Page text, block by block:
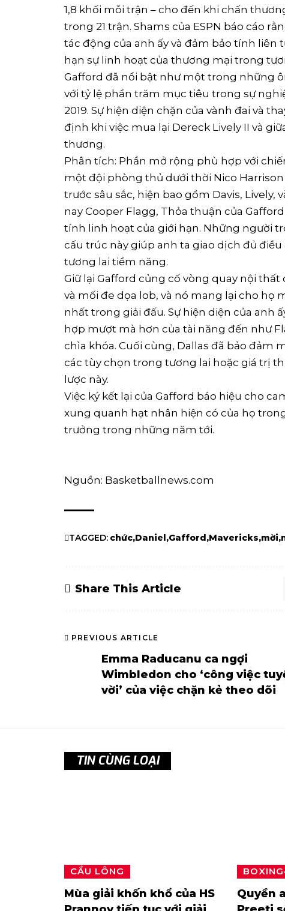
1,8 khối mỗi trận – cho đến khi chấn
trong 21 trận. Shams của ESPN báo cáo
tác động của anh ấy và đảm bảo tính
hạn sự linh hoạt của thương mại trong
Gafford đã nổi bật như một trong những
với tỷ lệ phần trăm mục tiêu trong sự
2019. Sự hiện diện chặn của vành đai và
định khi việc mua lại Dereck Lively II và
thương.
Phân tích: Phần mở rộng phù hợp với
một đội phòng thủ dưới thời Nico
trước sâu sắc, hiện bao gồm Davis, Lively,
nay Cooper Flagg, Thỏa thuận của
tính linh hoạt của giới hạn. Những người
cấu trúc này giúp anh ta giao dịch đủ
tương lai tiềm năng.
Giữ lại Gafford củng cố vòng quay nội
và mối đe dọa lob, và nó mang lại cho
nhất trong giải đấu. Sự hiện diện của anh
hợp mượt mà hơn của tài năng đến như
chìa khóa. Cuối cùng, Dallas đã bảo
các tùy chọn trong tương lai hoặc giá trị
lược này.
Việc ký kết lại của Gafford báo hiệu cho
xung quanh hạt nhân hiện có của họ
trưởng trong những năm tới.
Nguồn: Basketballnews.com
TAGGED: chức Daniel Gafford Mavericks mời
Share This Article
PREVIOUS ARTICLE
Emma Raducanu ca ngợi
Wimbledon cho ‘công việc
vời’ của việc chặn kẻ theo dõi
TIN CÙNG LOẠI
CẦU LÔNG
Mùa giải khốn khổ của HS
Quyền